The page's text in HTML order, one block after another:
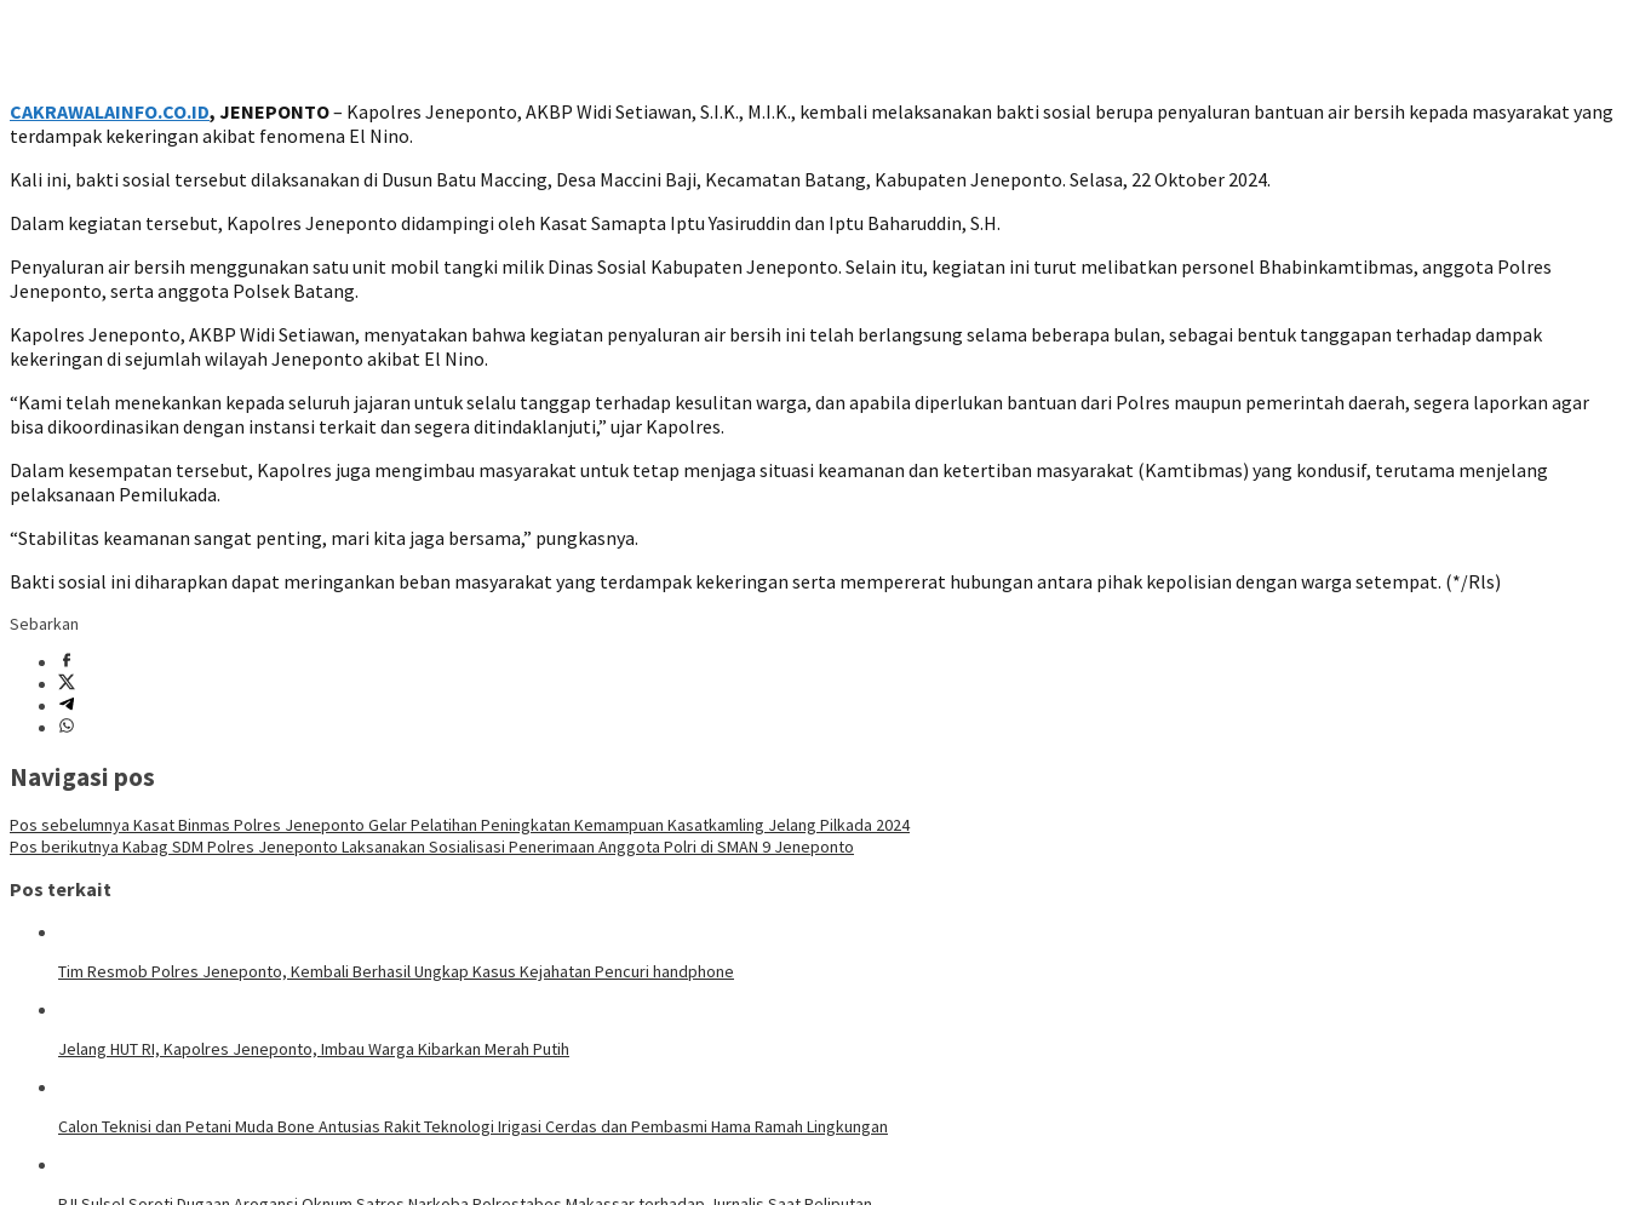
CAKRAWALAINFO.CO.ID, JENEPONTO– Kapolres Jeneponto, AKBP Widi Setiawan, S.I.K., M.I.K., kembali melaksanakan bakti sosial berupa penyaluran bantuan air bersih kepada masyarakat yang
terdampak kekeringan akibat fenomena El Nino.
Kali ini, bakti sosial tersebut dilaksanakan di Dusun Batu Maccing, Desa Maccini Baji, Kecamatan Batang, Kabupaten Jeneponto. Selasa, 22 Oktober 2024.
Dalam kegiatan tersebut, Kapolres Jeneponto didampingi oleh Kasat Samapta Iptu Yasiruddin dan Iptu Baharuddin, S.H.
Penyaluran air bersih menggunakan satu unit mobil tangki milik Dinas Sosial Kabupaten Jeneponto. Selain itu, kegiatan ini turut melibatkan personel Bhabinkamtibmas, anggota Polres
Jeneponto, serta anggota Polsek Batang.
Kapolres Jeneponto, AKBP Widi Setiawan, menyatakan bahwa kegiatan penyaluran air bersih ini telah berlangsung selama beberapa bulan, sebagai bentuk tanggapan terhadap dampak
kekeringan di sejumlah wilayah Jeneponto akibat El Nino.
“Kami telah menekankan kepada seluruh jajaran untuk selalu tanggap terhadap kesulitan warga, dan apabila diperlukan bantuan dari Polres maupun pemerintah daerah, segera laporkan agar
bisa dikoordinasikan dengan instansi terkait dan segera ditindaklanjuti,” ujar Kapolres.
Dalam kesempatan tersebut, Kapolres juga mengimbau masyarakat untuk tetap menjaga situasi keamanan dan ketertiban masyarakat (Kamtibmas) yang kondusif, terutama menjelang
pelaksanaan Pemilukada.
“Stabilitas keamanan sangat penting, mari kita jaga bersama,” pungkasnya.
Bakti sosial ini diharapkan dapat meringankan beban masyarakat yang terdampak kekeringan serta mempererat hubungan antara pihak kepolisian dengan warga setempat. (*/Rls)
Sebarkan
Navigasi pos
Pos sebelumnya Kasat Binmas Polres Jeneponto Gelar Pelatihan Peningkatan Kemampuan Kasatkamling Jelang Pilkada 2024
Pos berikutnya Kabag SDM Polres Jeneponto Laksanakan Sosialisasi Penerimaan Anggota Polri di SMAN 9 Jeneponto
Pos terkait
Tim Resmob Polres Jeneponto, Kembali Berhasil Ungkap Kasus Kejahatan Pencuri handphone
Jelang HUT RI, Kapolres Jeneponto, Imbau Warga Kibarkan Merah Putih
Calon Teknisi dan Petani Muda Bone Antusias Rakit Teknologi Irigasi Cerdas dan Pembasmi Hama Ramah Lingkungan